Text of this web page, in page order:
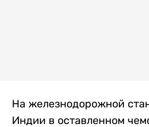
На железнодорожной
Индии в оставленном